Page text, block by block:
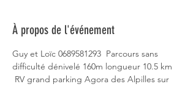
À propos de l'événement
Guy et Loïc 0689581293  Parcours sans
difficulté dénivelé 160m longueur 10.5 km
RV grand parking Agora des Alpilles sur